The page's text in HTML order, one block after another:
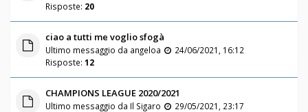
Risposte: 20
ciao a tutti me voglio sfogà
Ultimo messaggio da angeloa
24/06/2021, 16:12
Risposte: 12
CHAMPIONS LEAGUE 2020/2021
Ultimo messaggio da Il Sigaro
29/05/2021, 23:17